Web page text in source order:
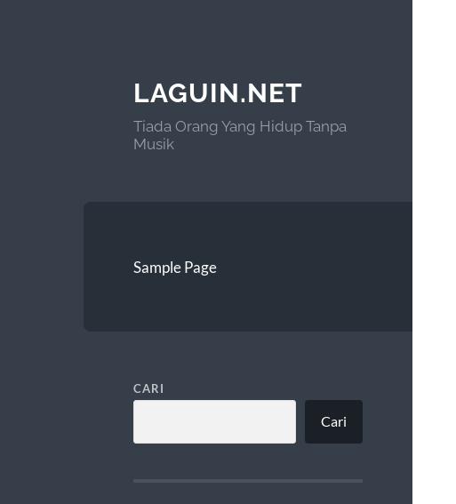
LAGUIN.NET
Tiada Orang Yang Hidup Tanpa
Musik
Sample Page
CARI
Cari